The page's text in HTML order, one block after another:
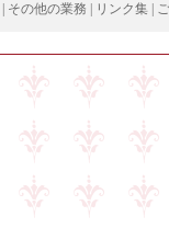
その他の業務 リンク集